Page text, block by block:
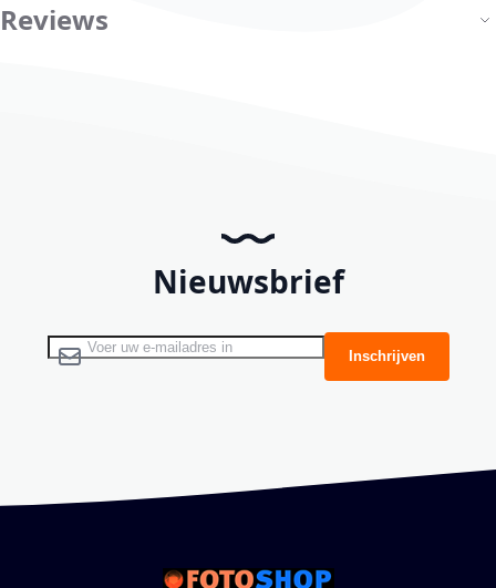
Reviews
Nieuwsbrief
Abonneer u op onze nieuwsbrief Inschrijven